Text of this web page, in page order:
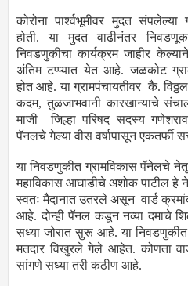
कोरोना पार्श्वभूमीवर मुदत संपलेल्या
होती. या मुदत वाढीनंतर निवडणूक
निवडणुकीचा कार्यक्रम जाहीर
अंतिम टप्प्यात येत आहे. जळकोट
होत आहे. या ग्रामपंचायतीवर कै.
कदम, तुळजाभवानी कारखान्याचे
माजी जिल्हा परिषद सदस्य
पॅनलचे गेल्या वीस वर्षापासून एकतर्फी
या निवडणुकीत ग्रामविकास पॅनेलचे
महाविकास आघाडीचे अशोक पाटील
स्वतः मैदानात उतरले असून वार्ड
आहे. दोन्ही पॅनल कडून नव्या दमाचे
सध्या जोरात सुरू आहे. या निवडणुकीत
मतदार विखुरले गेले आहेत. कोणता
सांगणे सध्या तरी कठीण आहे.